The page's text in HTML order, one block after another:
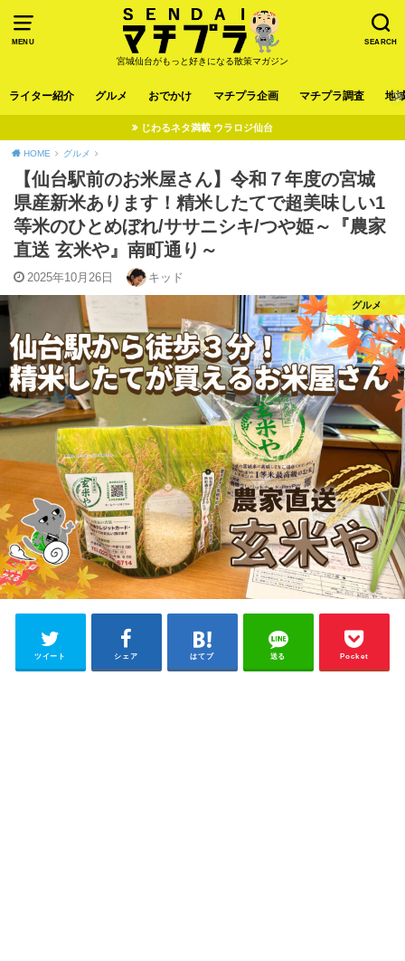
MENU SEARCH
宮城仙台がもっと好きになる散策マガジン
ライター紹介 グルメ おでかけ マチプラ企画 マチプラ調査 地
じわるネタ満載 ウラロジ仙台
HOME グルメ
【仙台駅前のお米屋さん】令和７年度の宮城
県産新米あります！精米したてで超美味しい1
等米のひとめぼれ/ササニシキ/つや姫～『農家
直送 玄米や』南町通り～
2025年10月26日 キッド
グルメ
ツイート シェア はてブ 送る Pocket